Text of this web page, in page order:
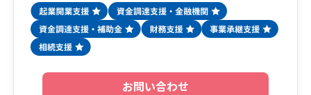
お問い合わせ